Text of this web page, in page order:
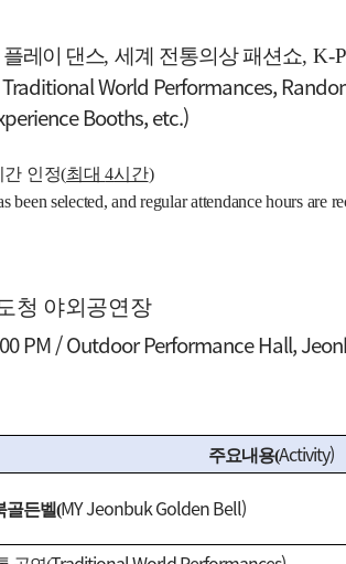
플레이 댄스,세계 전통의상 패션쇼, K-
World Performances,
Booths, etc.)
간 인정(최대4시간)
selected, and regular attendance hours are
청 야외공연장
PM / Outdoor Performance Hall,
주요내용(Activity)
골든벨(MY Jeonbuk Golden Bell)